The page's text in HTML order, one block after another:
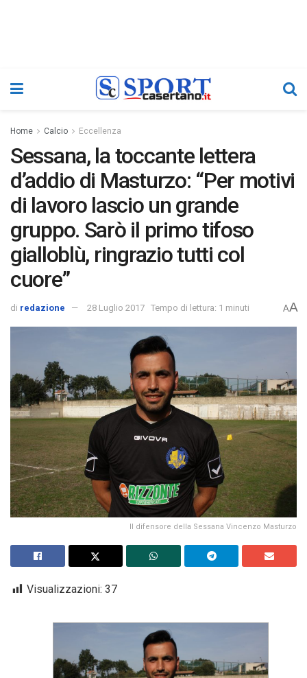
Home Calcio Eccellenza
Sessana, la toccante lettera
d’addio di Masturzo: “Per motivi
di lavoro lascio un grande
gruppo. Sarò il primo tifoso
gialloblù, ringrazio tutti col
cuore”
di redazione 28 Luglio 2017 Tempo di lettura: 1 minuti AA
Il difensore della Sessana Vincenzo Masturzo
Visualizzazioni: 37